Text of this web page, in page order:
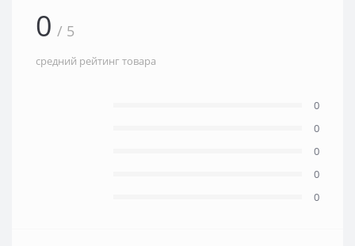
0 / 5
средний рейтинг товара
0
0
0
0
0